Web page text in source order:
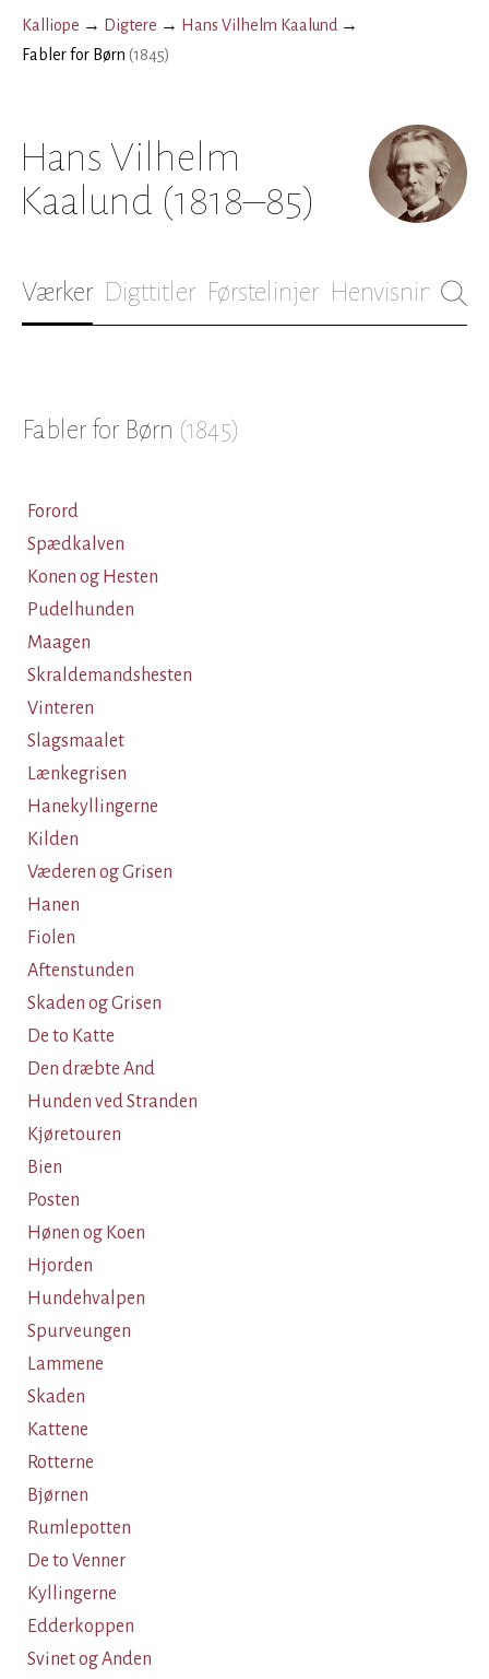
Kalliope → Digtere → Hans Vilhelm Kaalund →
Fabler for Børn (1845)
Hans Vilhelm
Kaalund (1818–85)
Værker Digttitler Førstelinjer Henvisninger
Fabler for Børn (1845)
Forord
Spædkalven
Konen og Hesten
Pudelhunden
Maagen
Skraldemandshesten
Vinteren
Slagsmaalet
Lænkegrisen
Hanekyllingerne
Kilden
Væderen og Grisen
Hanen
Fiolen
Aftenstunden
Skaden og Grisen
De to Katte
Den dræbte And
Hunden ved Stranden
Kjøretouren
Bien
Posten
Hønen og Koen
Hjorden
Hundehvalpen
Spurveungen
Lammene
Skaden
Kattene
Rotterne
Bjørnen
Rumlepotten
De to Venner
Kyllingerne
Edderkoppen
Svinet og Anden